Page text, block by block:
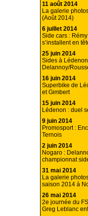
11 août 2014
La galerie
(Août 2014)
6 juillet 2014
Side cars :
s’installent en
25 juin 2014
Sides à
Delannoy/
16 juin 2014
Superbike de
et Gimbert
15 juin 2014
Lédenon : duel
9 juin 2014
Promosport :
Ternois
2 juin 2014
Nogaro :
championnat
31 mai 2014
La galerie
saison 2014 à
26 mai 2014
2e journée du
Greg Leblanc